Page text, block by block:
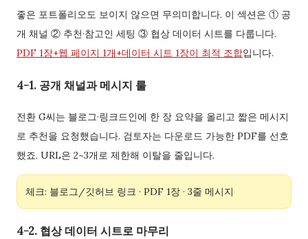
좋은 포트폴리오도 보이지 않으면 무의미합니다. 이 섹션은 ① 공
개 채널 ② 추천·참고인 세팅 ③ 협상 데이터 시트를 다룹니다.
PDF 1장+웹 페이지 1개+데이터 시트 1장이 최적 조합입니다.
4-1. 공개 채널과 메시지 룰
전환 G씨는 블로그·링크드인에 한 장 요약을 올리고 짧은 메시지
로 추천을 요청했습니다. 검토자는 다운로드 가능한 PDF를 선호
했죠. URL은 2~3개로 제한해 이탈을 줄입니다.
체크: 블로그/깃허브 링크 · PDF 1장 · 3줄 메시지
4-2. 협상 데이터 시트로 마무리